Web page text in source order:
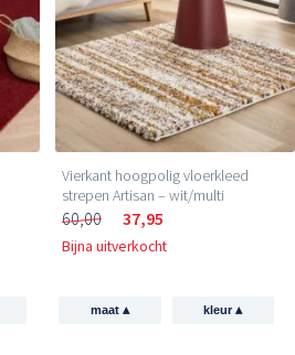
Vierkant hoogpolig vloerkleed
strepen Artisan – wit/multi
60,00 37,95
Bijna uitverkocht
maat ▴ kleur▴